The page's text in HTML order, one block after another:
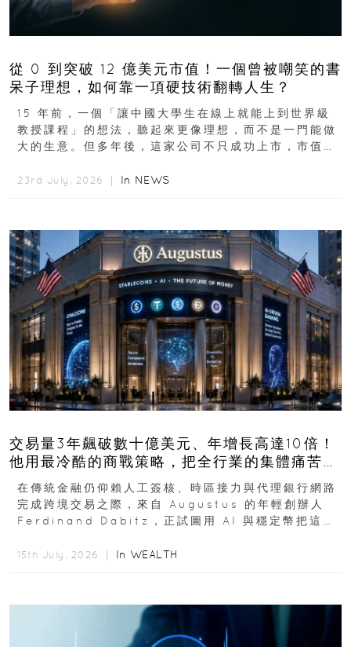
從 0 到突破 12 億美元市值！一個曾被嘲笑的書
呆子理想，如何靠一項硬技術翻轉人生？
15 年前，一個「讓中國大學生在線上就能上到世界級
教授課程」的想法，聽起來更像理想，而不是一門能做
大的生意。但多年後，這家公司不只成功上市，市值更
23rd July, 2026 ｜ In NEWS
交易量3年飆破數十億美元、年增長高達10倍！
他用最冷酷的商戰策略，把全行業的集體痛苦榨
成百億金庫
在傳統金融仍仰賴人工簽核、時區接力與代理銀行網路
完成跨境交易之際，來自 Augustus 的年輕創辦人
Ferdinand Dabitz，正試圖用 AI 與穩定幣把這套
15th July, 2026 ｜ In WEALTH